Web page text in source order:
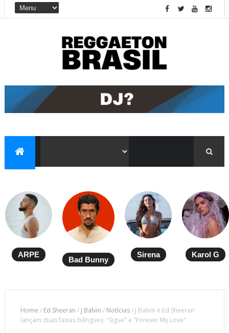
ARPE
Bad Bunny
Sirena Karol G
Home / Ed Sheeran / J Balvin / Notícias/ J Balvin e Ed Sheeran
lançam duas faixas bilíngues: "Sigue" e "Forever My Love"